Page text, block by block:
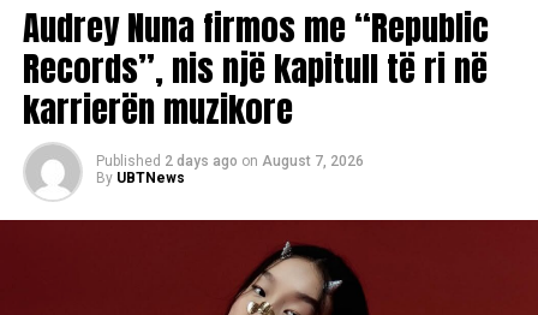
RELATED TOPICS: JEFF BEZOS FUSTANI STILISTA
VELLO
900 ORE
UP NEXT
Përplasja ligjore Blake Lively – Justin Baldoni – Aktorja
kërkon prova nga emra të famshëm
Vrasja e Tupac Shakur, dalin në dritë akuza të reja
Audrey Nuna firmos me “Republic
Records”, nis një kapitull të ri në
karrierën muzikore
Published 2 days ago on August 7, 2026
By UBTNews